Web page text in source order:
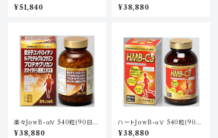
分)
¥51,840 分)
¥38,880
楽々JowB-αⅣ 540粒(90日
分)
¥38,880
ハートJowB-αⅤ 540粒(90日
分)
¥38,880